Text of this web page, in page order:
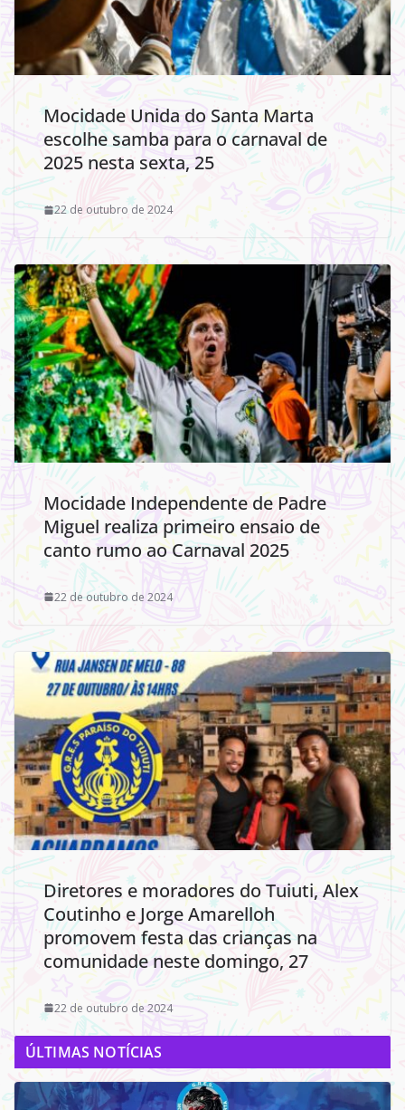
Mocidade Unida do Santa Marta
escolhe samba para o carnaval de
2025 nesta sexta, 25
22 de outubro de 2024
Mocidade Independente de Padre
Miguel realiza primeiro ensaio de
canto rumo ao Carnaval 2025
22 de outubro de 2024
Diretores e moradores do Tuiuti, Alex
Coutinho e Jorge Amarelloh
promovem festa das crianças na
comunidade neste domingo, 27
22 de outubro de 2024
ÚLTIMAS NOTÍCIAS